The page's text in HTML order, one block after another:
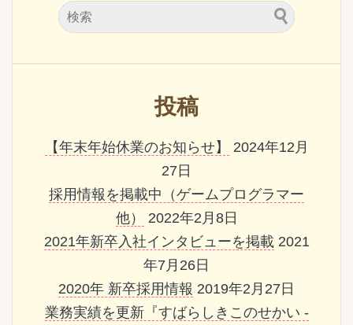
投稿
【年末年始休業のお知らせ】
2024年12月
27日
採用情報を掲載中（ゲームプログラマー
他）
2022年2月8日
2021年新卒入社インタビューを掲載 2021
年7月26日
2020年 新卒採用情報 2019年2月27日
業務実績を更新『すばらしきこのせかい -